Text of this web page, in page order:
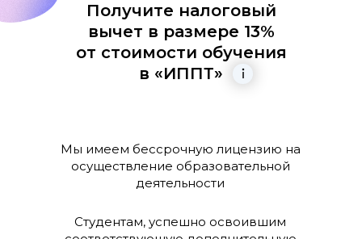
Получите налоговый
вычет в размере 13%
от стоимости обучения
в «ИППТ»
Мы имеем бессрочную лицензию на
осуществление образовательной
деятельности
Студентам, успешно освоившим